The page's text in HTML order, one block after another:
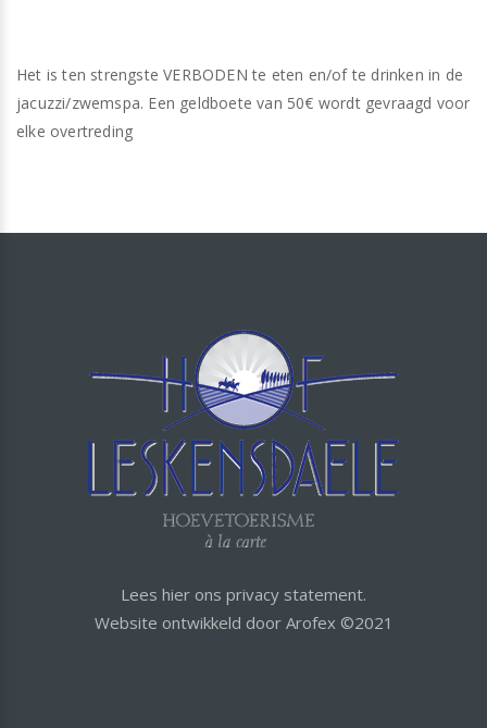
Het is ten strengste VERBODEN te eten en/of te drinken in de
jacuzzi/zwemspa. Een geldboete van 50€ wordt gevraagd voor
elke overtreding
Lees hier ons privacy statement.
Website ontwikkeld door Arofex©2021